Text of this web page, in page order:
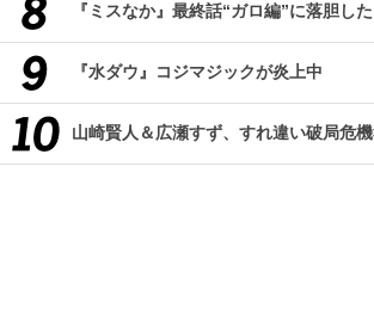
『ミスなか』最終話“ガロ編”に落胆し
『水ダウ』コジマジックが炎上中
山崎賢人＆広瀬すず、すれ違い破局危